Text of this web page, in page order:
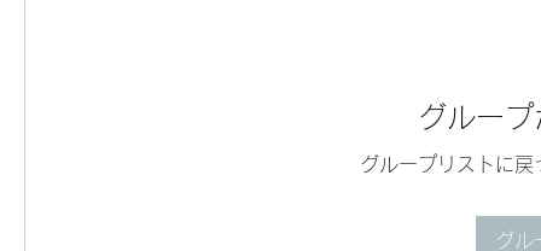
グルー
グループリストに
グル